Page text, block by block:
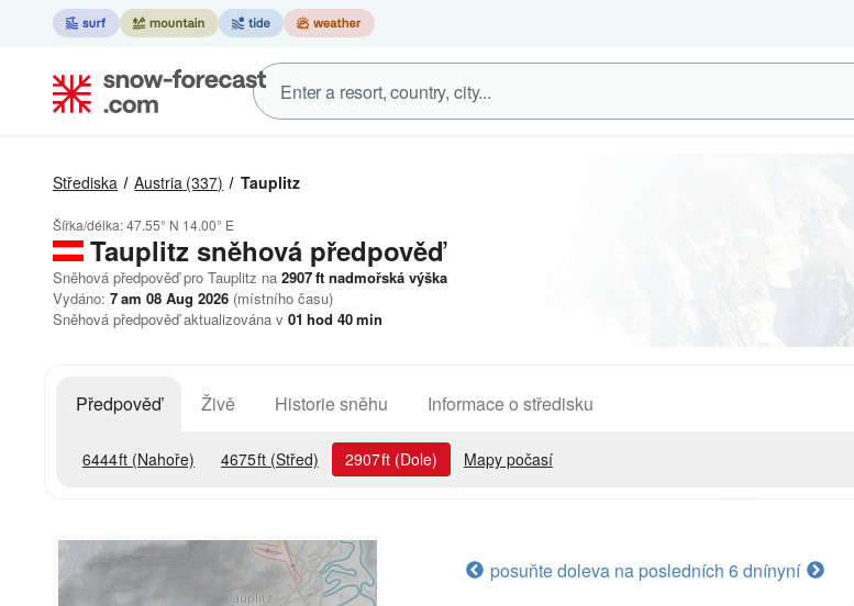
Střediska Austria (337) Tauplitz
Šířka/délka:47.55° N 14.00° E
Tauplitz sněhová předpověď
Sněhová předpověď pro Tauplitz na 2907ft nadmořská výška
Vydáno: 7 am 08 Aug 2026 (místního času)
Sněhová předpověď aktualizována v 01 hod 40min
Předpověď Živě Historie sněhu Informace o středisku
6444ft (Nahoře) 4675ft (Střed) 2907ft (Dole) Mapy počasí
posuňte doleva na posledních 6 dnínyní